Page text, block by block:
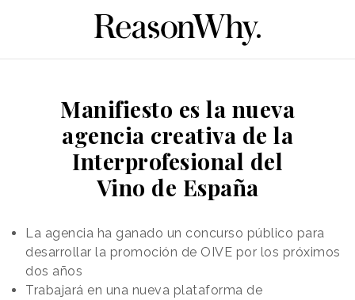
Manifiesto es la nueva
agencia creativa de la
Interprofesional del
Vino de España
La agencia ha ganado un concurso público para
desarrollar la promoción de OIVE por los próximos
dos años
Trabajará en una nueva plataforma de